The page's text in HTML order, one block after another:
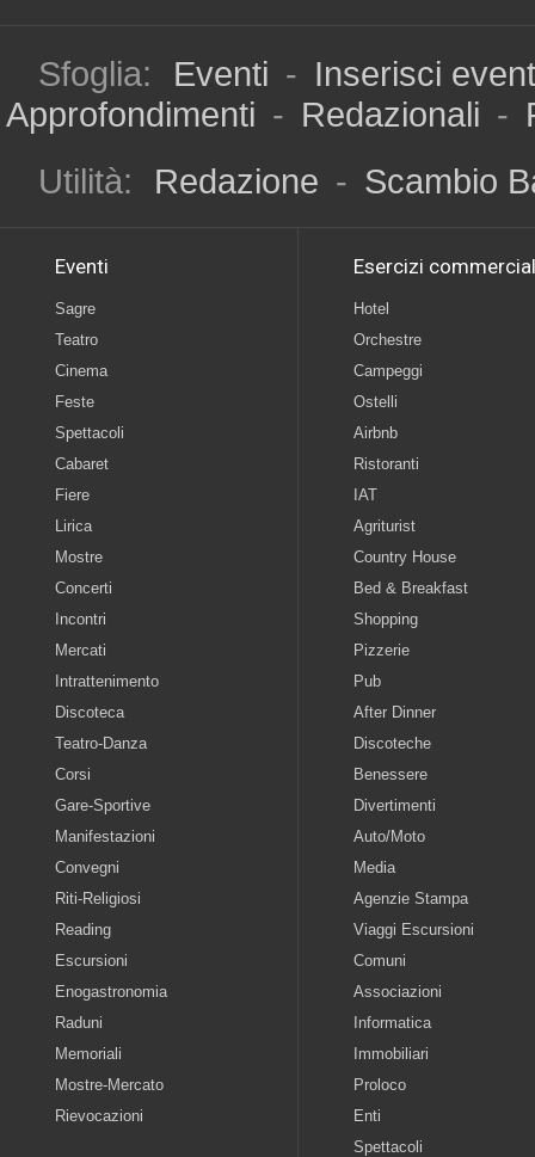
Sfoglia: Eventi - Inserisci
Approfondimenti - Redazionali -
Utilità:
Redazione - Scambio
Eventi
Sagre
Teatro
Cinema
Feste
Spettacoli
Cabaret
Fiere
Lirica
Mostre
Concerti
Incontri
Mercati
Intrattenimento
Discoteca
Teatro-Danza
Corsi
Gare-Sportive
Manifestazioni
Convegni
Riti-Religiosi
Reading
Escursioni
Enogastronomia
Raduni
Memoriali
Mostre-Mercato
Rievocazioni
Esercizi
Hotel
Orchestre
Campeggi
Ostelli
Airbnb
Ristoranti
IAT
Agriturist
Country House
Bed & Breakfast
Shopping
Pizzerie
Pub
After Dinner
Discoteche
Benessere
Divertimenti
Auto/Moto
Media
Agenzie Stampa
Viaggi Escursioni
Comuni
Associazioni
Informatica
Immobiliari
Proloco
Enti
Spettacoli